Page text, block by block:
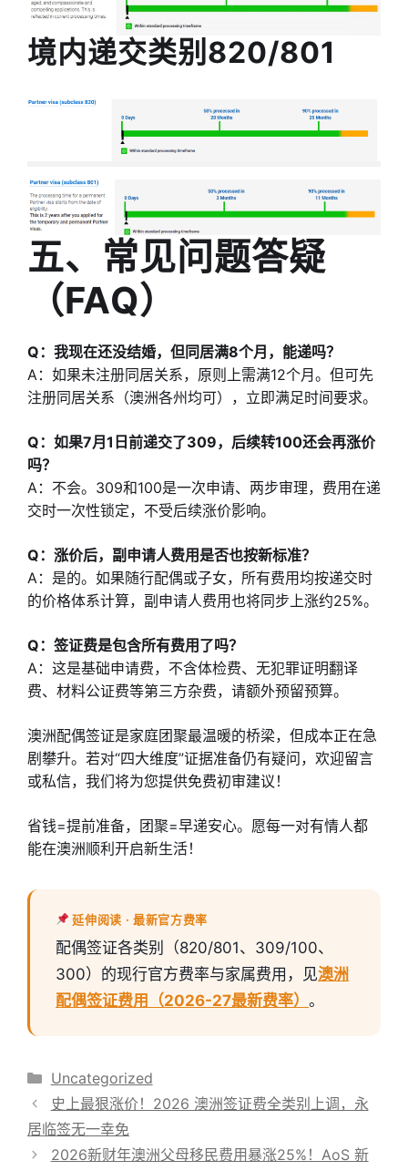
境内递交类别820/801
五、常见问题答疑
（FAQ）
Q：我现在还没结婚，但同居满8个月，能递吗？
A：如果未注册同居关系，原则上需满12个月。但可先
注册同居关系（澳洲各州均可），立即满足时间要求。
Q：如果7月1日前递交了309，后续转100还会再涨价
吗？
A：不会。309和100是一次申请、两步审理，费用在递
交时一次性锁定，不受后续涨价影响。
Q：涨价后，副申请人费用是否也按新标准？
A：是的。如果随行配偶或子女，所有费用均按递交时
的价格体系计算，副申请人费用也将同步上涨约25%。
Q：签证费是包含所有费用了吗？
A：这是基础申请费，不含体检费、无犯罪证明翻译
费、材料公证费等第三方杂费，请额外预留预算。
澳洲配偶签证是家庭团聚最温暖的桥梁，但成本正在急
剧攀升。若对“四大维度”证据准备仍有疑问，欢迎留言
或私信，我们将为您提供免费初审建议！
省钱=提前准备，团聚=早递安心。愿每一对有情人都
能在澳洲顺利开启新生活！
延伸阅读 · 最新官方费率
配偶签证各类别（820/801、309/100、
300）的现行官方费率与家属费用，见澳洲
配偶签证费用（2026-27最新费率） 。
分
类
Uncategorized
史上最狠涨价！2026 澳洲签证费全类别上调，永
居临签无一幸免
2026新财年澳洲父母移民费用暴涨25%！AoS 新